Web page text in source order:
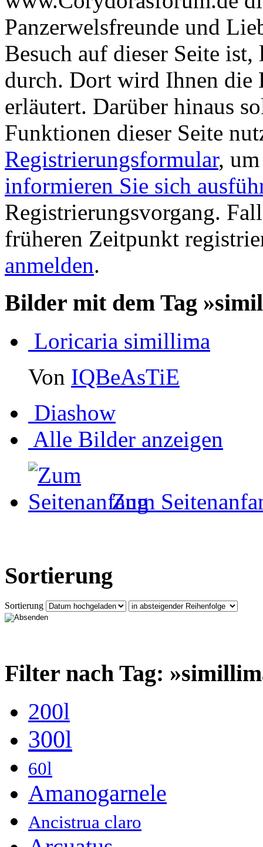
Panzerwelsfreunde und
Besuch auf dieser Seite
durch. Dort wird Ihnen die
erläutert. Darüber hinaus
Funktionen dieser Seite
Registrierungsformular,
informieren Sie sich
Registrierungsvorgang.
früheren Zeitpunkt
anmelden.
Bilder mit dem Tag
Loricaria simillima
Von IQBeAsTiE
Diashow
Alle Bilder anzeigen
Zum
Sortierung
Sortierung
Filter nach Tag:
200l
300l
60l
Amanogarnele
Ancistrua claro